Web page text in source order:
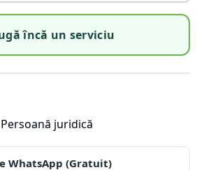
încă un serviciu
Persoană juridică
WhatsApp (Gratuit)